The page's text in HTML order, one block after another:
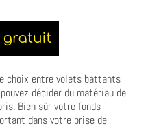
choix entre volets battants
décider du matériau de
Bien sûr votre fonds
dans votre prise de